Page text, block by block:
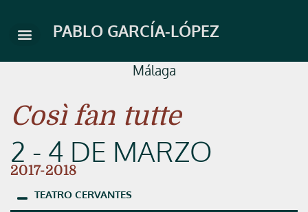
contenido
PABLO GARCÍA-LÓPEZ
Málaga
Così fan tutte
2 - 4 DE MARZO
2017-2018
TEATRO CERVANTES